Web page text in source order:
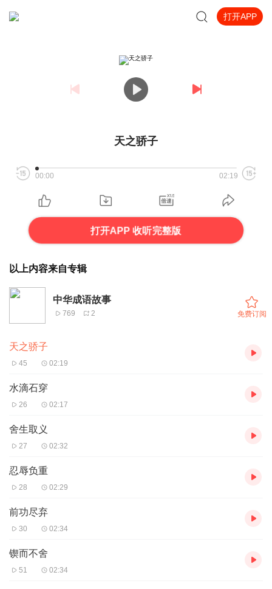
打开APP
天之骄子
00:00 02:19
打开APP 收听完整版
以上内容来自专辑
中华成语故事
769 2 免费订阅
天之骄子
45 02:19
水滴石穿
26 02:17
舍生取义
27 02:32
忍辱负重
28 02:29
前功尽弃
30 02:34
锲而不舍
51 02:34